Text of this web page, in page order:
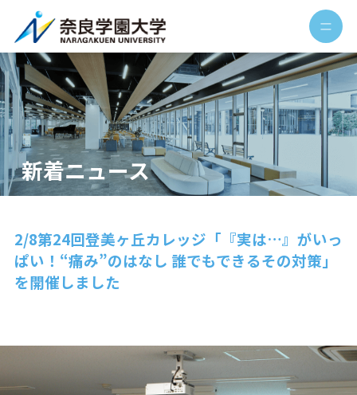
新着ニュース
2/8第24回登美ヶ丘カレッジ「『実は…』がいっ
ぱい！“痛み”のはなし 誰でもできるその対策」
を開催しました